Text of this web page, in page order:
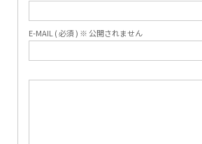
E-MAIL ( 必須 ) ※ 公開されません